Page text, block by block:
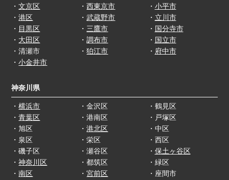
・文京区
・港区
・ 目黒区
・ 大田区
・清瀬市
・西東京市
・武蔵野市
・三鷹市
・調布市
・狛江市
・ 小平市
・ 立川市
・ 国分寺市
・ 国立市
・ 府中市
・小金井市
神奈川県
・横浜市
・青葉区
・旭区
・泉区
・磯子区
・神奈川区
・金沢区
・港南区
・港北区
・栄区
・瀬谷区
・都筑区
・鶴見区
・戸塚区
・中区
・西区
・ 保土ヶ谷区
・緑区
・南区
・宮前区
・座間市